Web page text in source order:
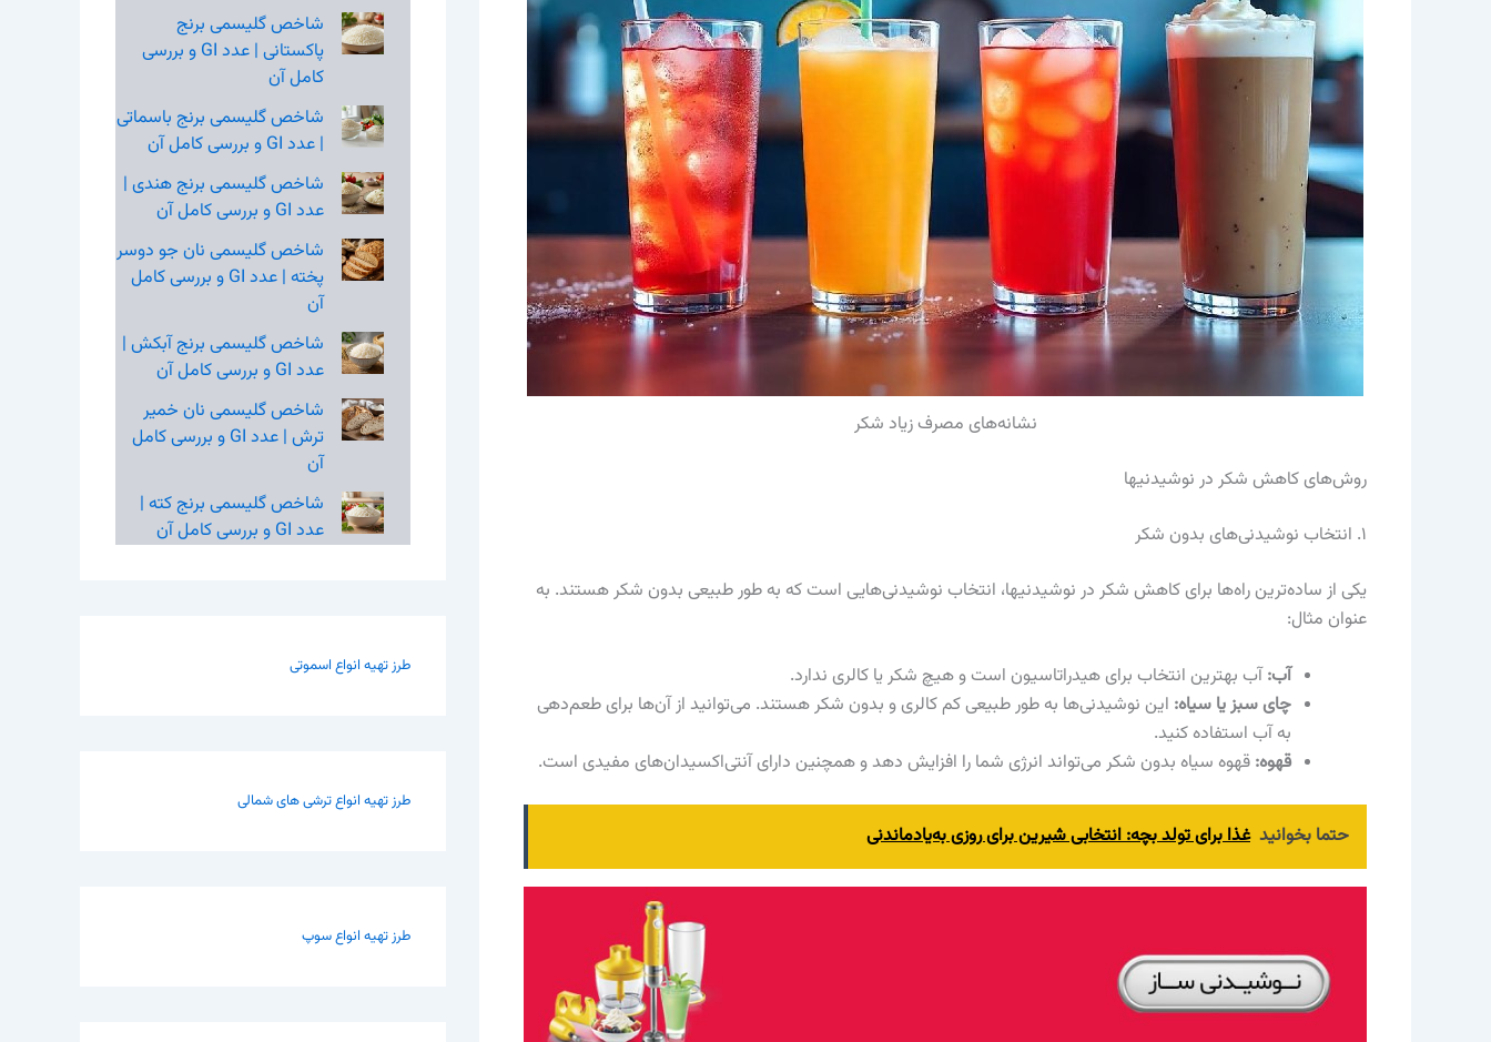
نشانه‌های مصرف زیاد شکر
روش‌های کاهش شکر در نوشیدنیها
۱. انتخاب نوشیدنی‌های بدون شکر
یکی از ساده‌ترین راه‌ها برای کاهش شکر در نوشیدنیها، انتخاب نوشیدنی‌هایی است که به طور طبیعی بدون شکر هستند. به
عنوان مثال:
آب:آب بهترین انتخاب برای هیدراتاسیون است و هیچ شکر یا کالری ندارد.
چای سبز یا سیاه: این نوشیدنی‌ها به طور طبیعی کم کالری و بدون شکر هستند. می‌توانید از آن‌ها برای طعم‌دهی
به آب استفاده کنید.
قهوه: قهوه سیاه بدون شکر می‌تواند انرژی شما را افزایش دهد و همچنین دارای آنتی‌اکسیدان‌های مفیدی است.
حتما بخوانید غذا برای تولد بچه: انتخابی شیرین برای روزی به‌یادماندنی
شاخص گلیسمی برنج
پاکستانی | عدد GI و بررسی
کامل آن
شاخص گلیسمی برنج باسماتی
| عدد GI و بررسی کامل آن
شاخص گلیسمی برنج هندی |
عدد GI و بررسی کامل آن
شاخص گلیسمی نان جو دوسر
پخته | عدد GI و بررسی کامل
آن
شاخص گلیسمی برنج آبکش |
عدد GI و بررسی کامل آن
شاخص گلیسمی نان خمیر
ترش | عدد GI و بررسی کامل
آن
شاخص گلیسمی برنج کته |
عدد GI و بررسی کامل آن
طرز تهیه انواع اسموتی
طرز تهیه انواع ترشی های شمالی
طرز تهیه انواع سوپ